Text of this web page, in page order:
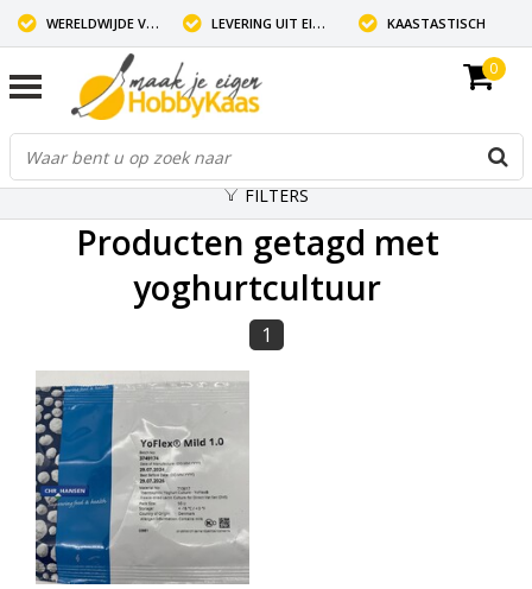
WERELDWIJDE VERZENDING LEVERING UIT EIGEN VOORRAAD KAASTASTISCH
0
FILTERS
Producten getagd met
yoghurtcultuur
1